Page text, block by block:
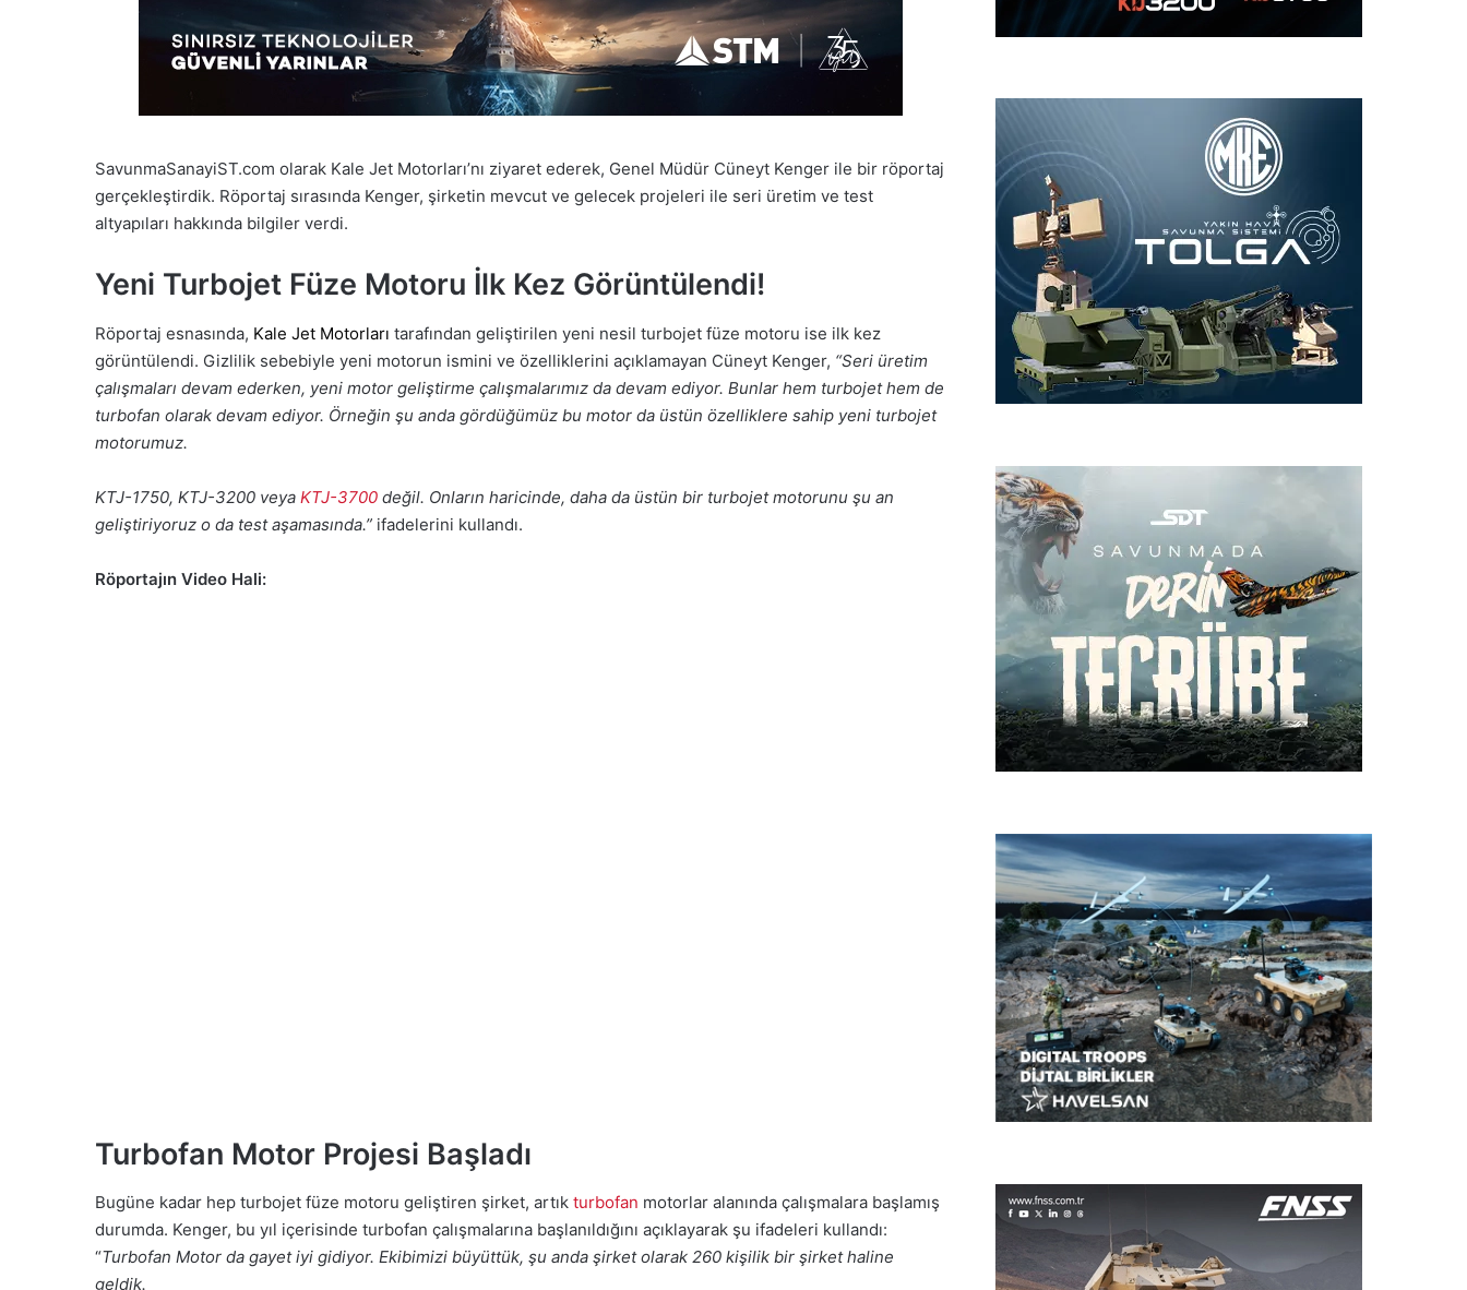
SavunmaSanayiST.com olarak Kale Jet Motorları’nı ziyaret ederek, Genel Müdür Cüneyt Kenger ile bir röportaj
gerçekleştirdik. Röportaj sırasında Kenger, şirketin mevcut ve gelecek projeleri ile seri üretim ve test
altyapıları hakkında bilgiler verdi.
Yeni Turbojet Füze Motoru İlk Kez Görüntülendi!
Röportaj esnasında, Kale Jet Motorları tarafından geliştirilen yeni nesil turbojet füze motoru ise ilk kez
görüntülendi. Gizlilik sebebiyle yeni motorun ismini ve özelliklerini açıklamayan Cüneyt Kenger, “Seri üretim
çalışmaları devam ederken, yeni motor geliştirme çalışmalarımız da devam ediyor. Bunlar hem turbojet hem de
turbofan olarak devam ediyor. Örneğin şu anda gördüğümüz bu motor da üstün özelliklere sahip yeni turbojet
motorumuz.
KTJ-1750, KTJ-3200 veya KTJ-3700 değil. Onların haricinde, daha da üstün bir turbojet motorunu şu an
geliştiriyoruz o da test aşamasında.” ifadelerini kullandı.
Röportajın Video Hali:
Turbofan Motor Projesi Başladı
Bugüne kadar hep turbojet füze motoru geliştiren şirket, artık turbofan motorlar alanında çalışmalara başlamış
durumda. Kenger, bu yıl içerisinde turbofan çalışmalarına başlanıldığını açıklayarak şu ifadeleri kullandı:
“Turbofan Motor da gayet iyi gidiyor. Ekibimizi büyüttük, şu anda şirket olarak 260 kişilik bir şirket haline
geldik.